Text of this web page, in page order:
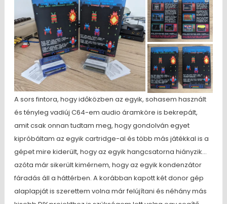
A sors fintora, hogy időközben az egyik, sohasem használt
és tényleg vadiúj C64-em audio áramköre is bekrepált,
amit csak onnan tudtam meg, hogy gondolván egyet
kipróbáltam az egyik cartridge-al és több más játékkal is a
gépet mire kiderült, hogy az egyik hangcsatorna hiányzik…
azóta már sikerült kimérnem, hogy az egyik kondenzátor
fáradás áll a háttérben. A korábban kapott két donor gép
alaplapját is szerettem volna már felújítani és néhány más